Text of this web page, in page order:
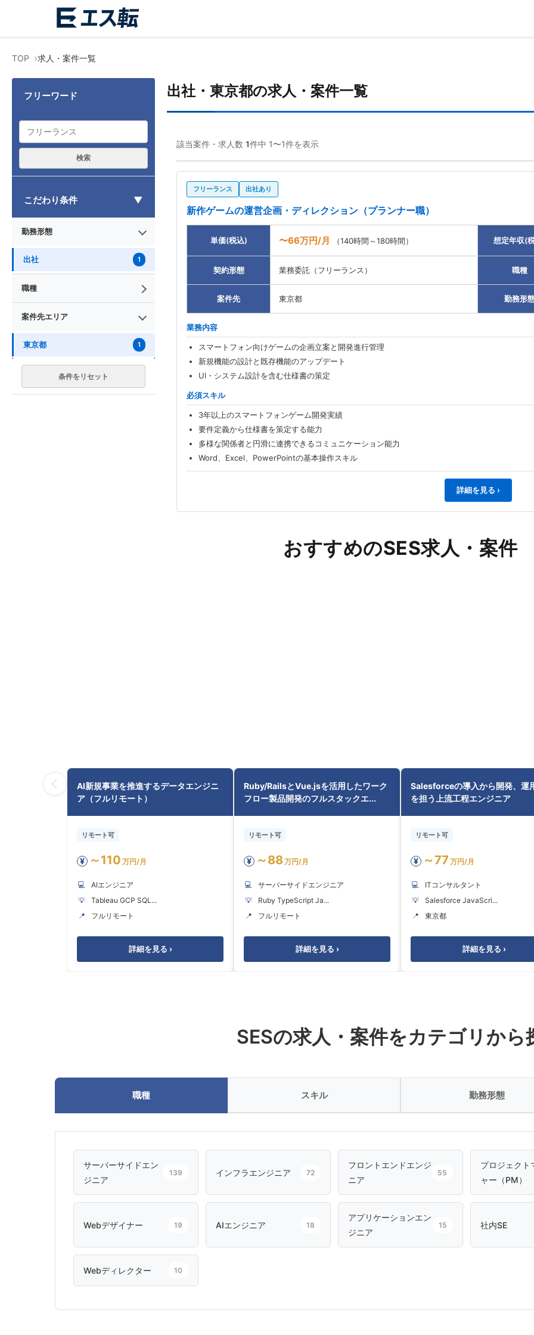
TOP 求人・案件一覧
フリーワード
検索
こだわり条件
勤務形態
出社 1
職種
案件先エリア
東京都 1
条件をリセット
出社・東京都の求人・案件一覧
該当案件・求人数 1件中 1〜1件を表示
フリーランス 出社あり
新作ゲームの運営企画・ディレクション（プランナー職）
単価(税込) 〜66万円/月 （140時間～180時間） 想定年収(
契約形態 業務委託（フリーランス） 職種
案件先 東京都 勤務形
業務内容
スマートフォン向けゲームの企画立案と開発進行管理
新規機能の設計と既存機能のアップデート
UI・システム設計を含む仕様書の策定
必須スキル
3年以上のスマートフォンゲーム開発実績
要件定義から仕様書を策定する能力
多様な関係者と円滑に連携できるコミュニケーション能力
Word、Excel、PowerPointの基本操作スキル
詳細を見る ›
おすすめのSES求人・案件
AI新規事業を推進するデータエンジニ
ア（フルリモート）
リモート可
¥ ～110 万円/月
💻
AIエンジニア
💡
Tableau GCP SQL...
📍
フルリモート
詳細を見る ›
Ruby/RailsとVue.jsを活用したワーク
フロー製品開発のフルスタックエ...
リモート可
¥ ～88万円/月
💻
サーバーサイドエンジニア
💡
Ruby TypeScript Ja...
📍
フルリモート
詳細を見る ›
Salesforceの導入から開発、運
を担う上流工程エンジニア
リモート可
¥ ～77 万円/月
💻
ITコンサルタント
💡
Salesforce JavaScri...
📍
東京都
詳細を見る ›
SESの求人・案件をカテゴリから
職種 スキル 勤務形態
サーバーサイドエン
ジニア
139 インフラエンジニア 72
フロントエンドエンジ
ニア
55
プロジェクト
ャー（PM）
Webデザイナー 19 AIエンジニア 18
アプリケーションエン
ジニア
15 社内SE
Webディレクター 10